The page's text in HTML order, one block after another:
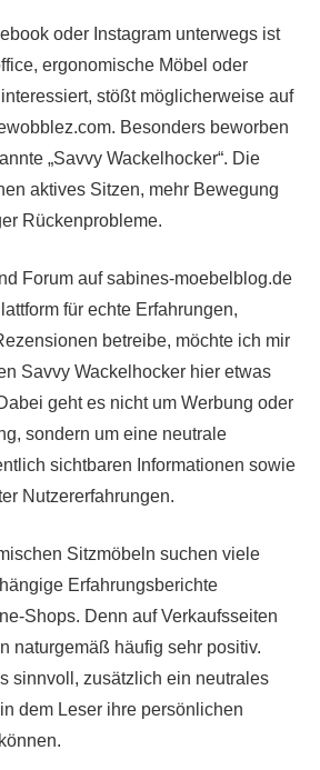
oder Instagram unterwegs ist
ergonomische Möbel oder
stößt möglicherweise auf
Besonders beworben
„Savvy Wackelhocker“. Die
aktives Sitzen, mehr Bewegung
Rückenprobleme.
Forum auf sabines-moebelblog.de
für echte Erfahrungen,
betreibe, möchte ich mir
Savvy Wackelhocker hier etwas
geht es nicht um Werbung oder
sondern um eine neutrale
sichtbaren Informationen sowie
Nutzererfahrungen.
Sitzmöbeln suchen viele
Erfahrungsberichte
Shops. Denn auf Verkaufsseiten
naturgemäß häufig sehr positiv.
sinnvoll, zusätzlich ein neutrales
dem Leser ihre persönlichen